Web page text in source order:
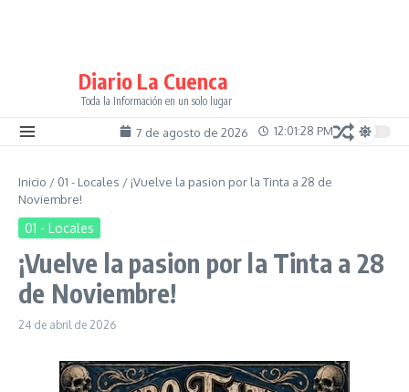
Diario La Cuenca
Toda la Información en un solo lugar
7 de agosto de 2026 12:01:28 PM
Inicio / 01 - Locales / ¡Vuelve la pasion por la Tinta a 28 de
Noviembre!
01 - Locales
¡Vuelve la pasion por la Tinta a 28
de Noviembre!
24 de abril de 2026